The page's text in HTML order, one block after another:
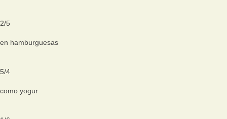
2/5
en hamburguesas
5/4
como yogur